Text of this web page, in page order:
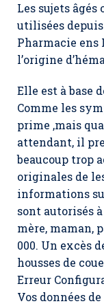
Les sujets
utilisées depuis
Pharmacie ens
l’origine
Elle est à base
Comme les
prime ,mais
attendant, il
beaucoup trop
originales de
informations
sont autorisés
mère, maman,
000. Un excès
housses de
Erreur
Vos données